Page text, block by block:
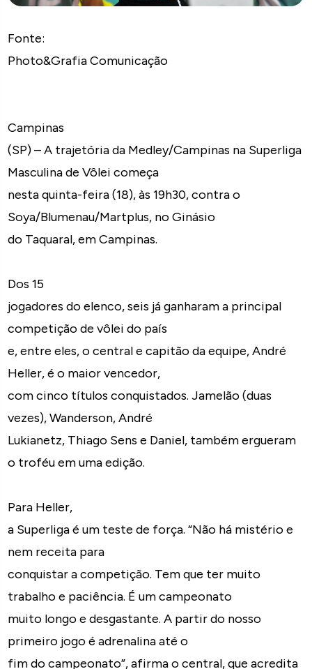
Fonte:
Photo&Grafia Comunicação
Campinas
(SP) – A trajetória da Medley/Campinas na Superliga
Masculina de Vôlei começa
nesta quinta-feira (18), às 19h30, contra o
Soya/Blumenau/Martplus, no Ginásio
do Taquaral, em Campinas.
Dos 15
jogadores do elenco, seis já ganharam a principal
competição de vôlei do país
e, entre eles, o central e capitão da equipe, André
Heller, é o maior vencedor,
com cinco títulos conquistados. Jamelão (duas
vezes), Wanderson, André
Lukianetz, Thiago Sens e Daniel, também ergueram
o troféu em uma edição.
Para Heller,
a Superliga é um teste de força. “Não há mistério e
nem receita para
conquistar a competição. Tem que ter muito
trabalho e paciência. É um campeonato
muito longo e desgastante. A partir do nosso
primeiro jogo é adrenalina até o
fim do campeonato”, afirma o central, que acredita